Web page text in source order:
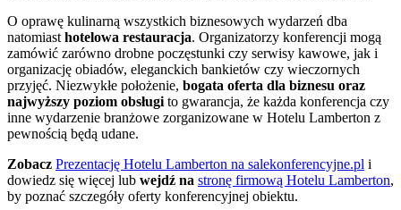
O oprawę kulinarną wszystkich biznesowych wydarzeń dba
natomiast hotelowa restauracja. Organizatorzy konferencji mogą
zamówić zarówno drobne poczęstunki czy serwisy kawowe, jak i
organizację obiadów, eleganckich bankietów czy wieczornych
przyjęć. Niezwykłe położenie, bogata oferta dla biznesu oraz
najwyższy poziom obsługi to gwarancja, że każda konferencja czy
inne wydarzenie branżowe zorganizowane w Hotelu Lamberton z
pewnością będą udane.
Zobacz Prezentację Hotelu Lamberton na salekonferencyjne.pl i
dowiedz się więcej lub wejdź na stronę firmową Hotelu Lamberton,
by poznać szczegóły oferty konferencyjnej obiektu.